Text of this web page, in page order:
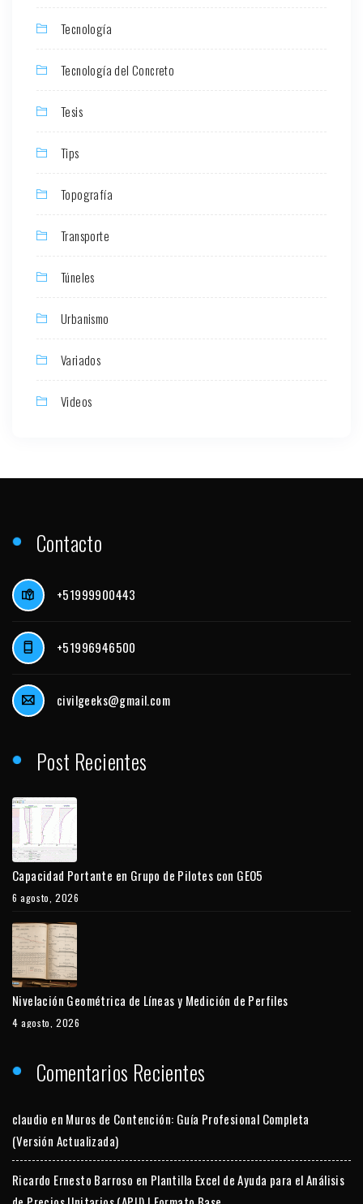
Tecnología
Tecnología del Concreto
Tesis
Tips
Topografía
Transporte
Túneles
Urbanismo
Variados
Videos
Contacto
+51999900443
+51996946500
civilgeeks@gmail.com
Post Recientes
Capacidad Portante en Grupo de Pilotes con GEO5
6 agosto, 2026
Nivelación Geométrica de Líneas y Medición de Perfiles
4 agosto, 2026
Comentarios Recientes
claudio en Muros de Contención: Guía Profesional Completa
(Versión Actualizada)
Ricardo Ernesto Barroso en Plantilla Excel de Ayuda para el Análisis